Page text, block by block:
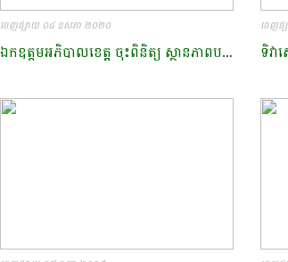
ចេញផ្សាយ ០៤ ឧសភា ២០២០
ឯកឧត្តមអភិបាលខេត្ត្ត ចុះពិនិត្យ ស្ថានភាពបន្លែសុវត្ថិភាព នៅភូមិជ្រែង ឃុំស្វាយលួង ស្រុកកណ្តៀង ខេត្តពោធិ៍សាត់​
ចេញផ្